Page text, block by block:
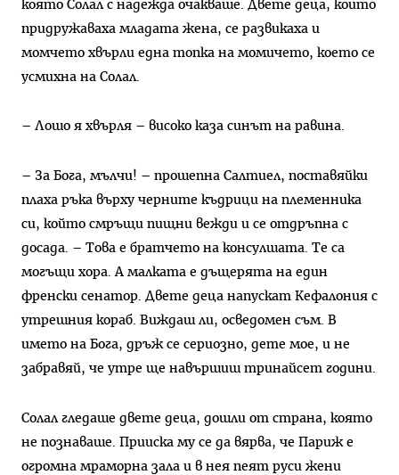
която Солал с надежда очакваше. Двете деца, които
придружаваха младата жена, се развикаха и
момчето хвърли една топка на момичето, което се
усмихна на Солал.
– Лошо я хвърля – високо каза синът на равина.
– За Бога, мълчи! – прошепна Салтиел, поставяйки
плаха ръка върху черните къдрици на племенника
си, който смръщи пищни вежди и се отдръпна с
досада. – Това е братчето на консулшата. Те са
могъщи хора. А малката е дъщерята на един
френски сенатор. Двете деца напускат Кефалония с
утрешния кораб. Виждаш ли, осведомен съм. В
името на Бога, дръж се сериозно, дете мое, и не
забравяй, че утре ще навършиш тринайсет години.
Солал гледаше двете деца, дошли от страна, която
не познаваше. Прииска му се да вярва, че Париж е
огромна мраморна зала и в нея пеят руси жени